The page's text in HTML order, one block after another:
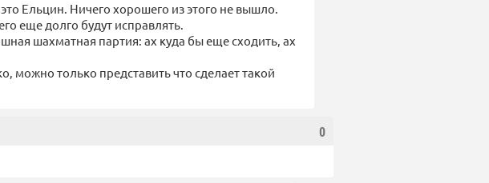
Ельцин. Ничего хорошего из этого не вышло.
еще долго будут исправлять.
шахматная партия: ах куда бы еще сходить, ах
можно только представить что сделает такой
0